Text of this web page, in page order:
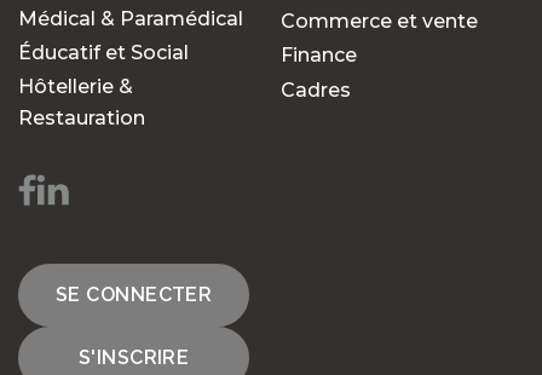
Médical & Paramédical
Éducatif et Social
Hôtellerie &
Restauration
Commerce et vente
Finance
Cadres
SE CONNECTER
S'INSCRIRE